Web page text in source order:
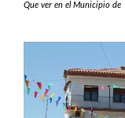
Que ver en el Municipio de